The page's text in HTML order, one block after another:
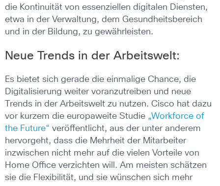
die Kontinuität von essenziellen digitalen Diensten,
etwa in der Verwaltung, dem Gesundheitsbereich
und in der Bildung, zu gewährleisten.
Neue Trends in der Arbeitswelt:
Es bietet sich gerade die einmalige Chance, die
Digitalisierung weiter voranzutreiben und neue
Trends in der Arbeitswelt zu nutzen. Cisco hat dazu
vor kurzem die europaweite Studie „Workforce of
the Future“ veröffentlicht, aus der unter anderem
hervorgeht, dass die Mehrheit der Mitarbeiter
inzwischen nicht mehr auf die vielen Vorteile von
Home Office verzichten will. Am meisten schätzen
sie die Flexibilität, und sie wünschen sich mehr